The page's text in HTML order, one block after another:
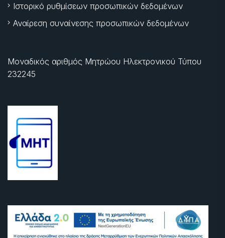
Ιστορικό ρυθμίσεων προσωπικών δεδομένων
Αναίρεση συναίνεσης προσωπικών δεδομένων
Μοναδικός αριθμός Μητρώου Ηλεκτρονικού Τύπου
232245